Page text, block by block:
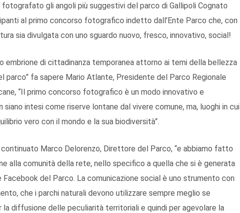
gli angoli più suggestivi del parco di Gallipoli Cognato
al primo concorso fotografico indetto dall’Ente Parco che, con
sia divulgata con uno sguardo nuovo, fresco, innovativo, social!
embrione di cittadinanza temporanea attorno ai temi della bellezza
parco” fa sapere Mario Atlante, Presidente del Parco Regionale
“Il primo concorso fotografico è un modo innovativo e
intesi come riserve lontane dal vivere comune, ma, luoghi in cui
vero con il mondo e la sua biodiversità”.
continuato Marco Delorenzo, Direttore del Parco, “e abbiamo fatto
alla comunità della rete, nello specifico a quella che si è generata
del Parco. La comunicazione social è uno strumento con
che i parchi naturali devono utilizzare sempre meglio se
diffusione delle peculiarità territoriali e quindi per agevolare la